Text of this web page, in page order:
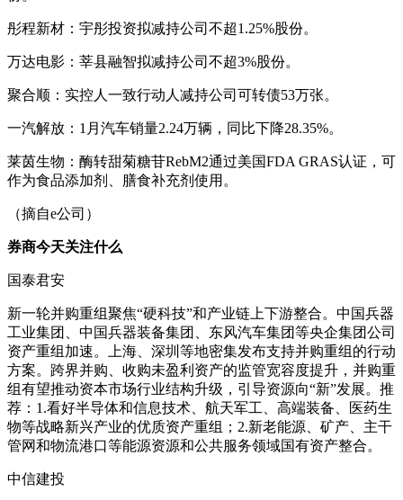
彤程新材：宇彤投资拟减持公司不超1.25%股份。
万达电影：莘县融智拟减持公司不超3%股份。
聚合顺：实控人一致行动人减持公司可转债53万张。
一汽解放：1月汽车销量2.24万辆，同比下降28.35%。
莱茵生物：酶转甜菊糖苷RebM2通过美国FDA GRAS认证，可
作为食品添加剂、膳食补充剂使用。
（摘自e公司）
券商今天关注什么
国泰君安
新一轮并购重组聚焦“硬科技”和产业链上下游整合。中国兵器
工业集团、中国兵器装备集团、东风汽车集团等央企集团公司
资产重组加速。上海、深圳等地密集发布支持并购重组的行动
方案。跨界并购、收购未盈利资产的监管宽容度提升，并购重
组有望推动资本市场行业结构升级，引导资源向“新”发展。推
荐：1.看好半导体和信息技术、航天军工、高端装备、医药生
物等战略新兴产业的优质资产重组；2.新老能源、矿产、主干
管网和物流港口等能源资源和公共服务领域国有资产整合。
中信建投